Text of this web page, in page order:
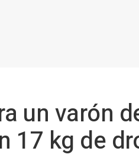
un varón
17 kg de